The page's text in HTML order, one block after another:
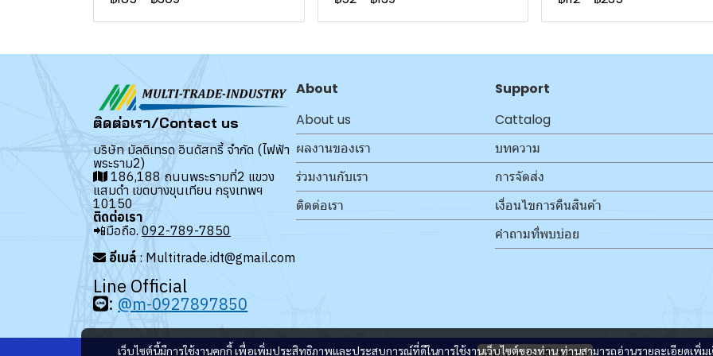
เว็บไซต์นี้มีการใช้งานคุกกี้ เพื่อเพิ่มประสิทธิภาพและประสบการณ์ที่ดีในการใช้งานเว็บไซต์ของท่าน ท่านสามารถอ่านรายละเอียดเพิ่ม
ติดต่อเรา/Contact us
บริษัท มัลติเทรด อินดัสทรี้ จำกัด (ไฟฟ้า
พระราม2)
186,188 ถนนพระรามที่2 แขวง
แสมดำ เขตบางขุนเทียน กรุงเทพฯ
10150
ติดต่อเรา
📲มือถือ. 092-789-7850
อีเมล์ : Multitrade.idt@gmail.com
Line Official
: @m-0927897850
About
About us
ผลงานของเรา
ร่วมงานกับเรา
ติดต่อเรา
Support
Cattalog
บทความ
การจัดส่ง
เงื่อนไขการคืนสินค้า
คำถามที่พบบ่อย